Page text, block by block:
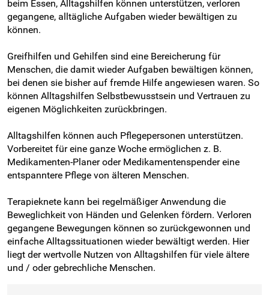
beim Essen, Alltagshilfen können unterstützen, verloren
gegangene, alltägliche Aufgaben wieder bewältigen zu
können.
Greifhilfen und Gehilfen sind eine Bereicherung für
Menschen, die damit wieder Aufgaben bewältigen können,
bei denen sie bisher auf fremde Hilfe angewiesen waren. So
können Alltagshilfen Selbstbewusstsein und Vertrauen zu
eigenen Möglichkeiten zurückbringen.
Alltagshilfen können auch Pflegepersonen unterstützen.
Vorbereitet für eine ganze Woche ermöglichen z. B.
Medikamenten-Planer oder Medikamentenspender eine
entspanntere Pflege von älteren Menschen.
Terapieknete kann bei regelmäßiger Anwendung die
Beweglichkeit von Händen und Gelenken fördern. Verloren
gegangene Bewegungen können so zurückgewonnen und
einfache Alltagssituationen wieder bewältigt werden. Hier
liegt der wertvolle Nutzen von Alltagshilfen für viele ältere
und / oder gebrechliche Menschen.